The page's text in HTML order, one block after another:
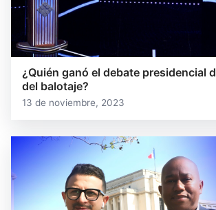
¿Quién ganó el debate presidencial
del balotaje?
13 de noviembre, 2023